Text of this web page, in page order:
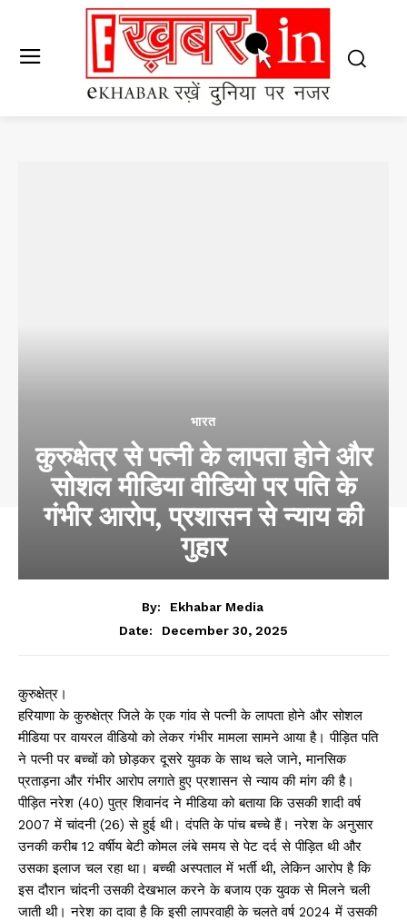
भारत
कुरुक्षेत्र से पत्नी के लापता होने और
सोशल मीडिया वीडियो पर पति के
गंभीर आरोप, प्रशासन से न्याय की
गुहार
By:
Ekhabar Media
Date:
December 30, 2025
कुरुक्षेत्र।
हरियाणा के कुरुक्षेत्र जिले के एक गांव से पत्नी के लापता होने और सोशल
मीडिया पर वायरल वीडियो को लेकर गंभीर मामला सामने आया है। पीड़ित पति
ने पत्नी पर बच्चों को छोड़कर दूसरे युवक के साथ चले जाने, मानसिक
प्रताड़ना और गंभीर आरोप लगाते हुए प्रशासन से न्याय की मांग की है।
पीड़ित नरेश (40) पुत्र शिवानंद ने मीडिया को बताया कि उसकी शादी वर्ष
2007 में चांदनी (26) से हुई थी। दंपति के पांच बच्चे हैं। नरेश के अनुसार
उनकी करीब 12 वर्षीय बेटी कोमल लंबे समय से पेट दर्द से पीड़ित थी और
उसका इलाज चल रहा था। बच्ची अस्पताल में भर्ती थी, लेकिन आरोप है कि
इस दौरान चांदनी उसकी देखभाल करने के बजाय एक युवक से मिलने चली
जाती थी। नरेश का दावा है कि इसी लापरवाही के चलते वर्ष 2024 में उसकी